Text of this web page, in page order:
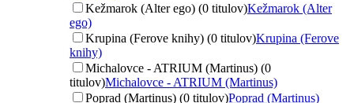
Kežmarok (Alter ego) (0 titulov)Kežmarok (Alter
ego)
Krupina (Ferove knihy) (0 titulov)Krupina (Ferove
knihy)
Michalovce - ATRIUM (Martinus) (0
titulov)Michalovce - ATRIUM (Martinus)
Poprad (Martinus) (0 titulov)Poprad (Martinus)